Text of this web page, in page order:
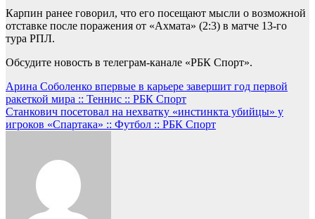
Карпин ранее говорил, что его посещают мысли о возможной
отставке после поражения от «Ахмата» (2:3) в матче 13-го
тура РПЛ.
Обсудите новость в телеграм-канале «РБК Спорт».
Навигация
по
записям
Арина Соболенко впервые в карьере завершит год первой
ракеткой мира :: Теннис :: РБК Спорт
Станкович посетовал на нехватку «инстинкта убийцы» у
игроков «Спартака» :: Футбол :: РБК Спорт